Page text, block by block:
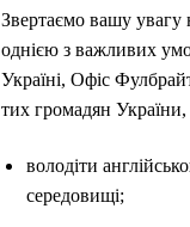
Звертаємо вашу увагу
однією з важливих
Україні, Офіс
тих громадян України,
володіти
середовищі;